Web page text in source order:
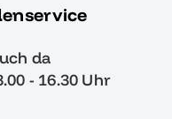
da
- 16.30 Uhr